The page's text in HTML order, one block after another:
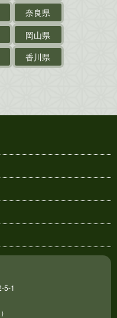
・
・
奈良県
岡山県
香川県
5-1